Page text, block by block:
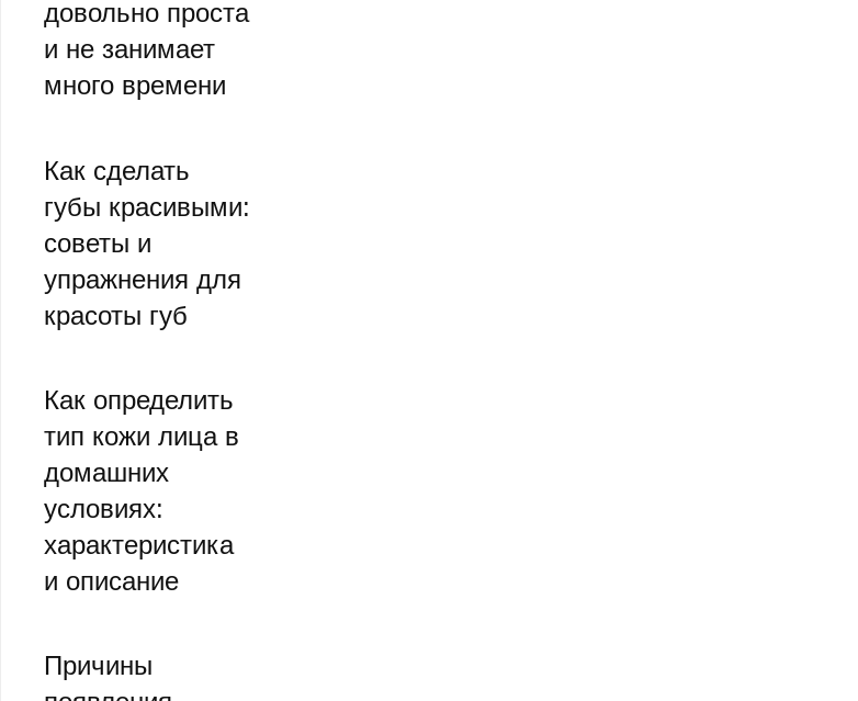
довольно проста
и не занимает
много времени
Как сделать
губы красивыми:
советы и
упражнения для
красоты губ
Как определить
тип кожи лица в
домашних
условиях:
характеристика
и описание
Причины